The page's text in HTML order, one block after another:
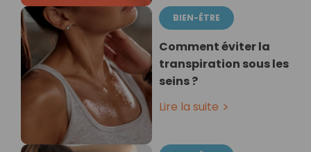
BIEN-ÊTRE
Comment éviter la
transpiration sous les
seins ?
Lire la suite